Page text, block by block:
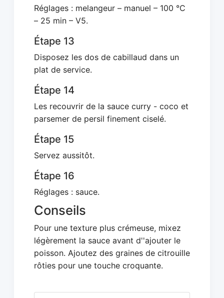
Réglages : melangeur – manuel – 100 °C
– 25 min – V5.
Étape 13
Disposez les dos de cabillaud dans un
plat de service.
Étape 14
Les recouvrir de la sauce curry - coco et
parsemer de persil finement ciselé.
Étape 15
Servez aussitôt.
Étape 16
Réglages : sauce.
Conseils
Pour une texture plus crémeuse, mixez
légèrement la sauce avant d''ajouter le
poisson. Ajoutez des graines de citrouille
rôties pour une touche croquante.